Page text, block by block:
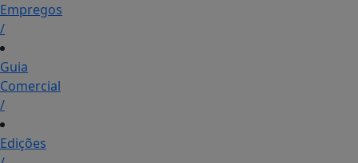
Empregos
/
Guia
Comercial
/
Edições